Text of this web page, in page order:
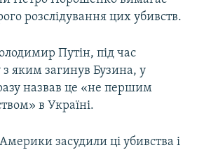
розслідування цих убивств.
Путін, під час
з яким загинув Бузина, у
назвав це «не першим
в Україні.
засудили ці убивства і